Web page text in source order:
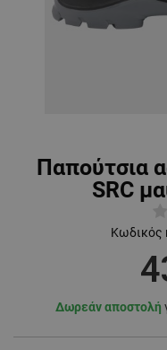
Παπούτσια
SRC
Κωδικός
Δωρεάν αποστολή